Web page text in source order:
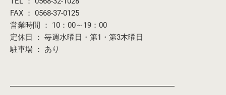
FAX ： 0568-37-0125
営業時間 ： 10：00～19：00
定休日 ： 毎週水曜日・第1・第3木曜日
駐車場 ： あり